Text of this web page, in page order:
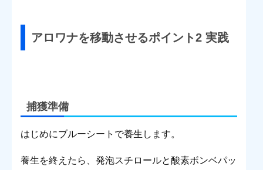
アロワナを移動させるポイント2 実践
捕獲準備
はじめにブルーシートで養生します。
養生を終えたら、発泡スチロールと酸素ボンベパッ